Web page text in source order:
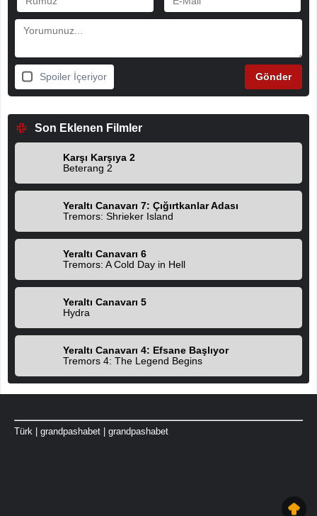
Spoiler İçeriyor
Son Eklenen Filmler
Karşı Karşıya 2
Beterang 2
Yeraltı Canavarı 7: Çığırtkanlar Adası
Tremors: Shrieker Island
Yeraltı Canavarı 6
Tremors: A Cold Day in Hell
Yeraltı Canavarı 5
Hydra
Yeraltı Canavarı 4: Efsane Başlıyor
Tremors 4: The Legend Begins
Türk | grandpashabet | grandpashabet